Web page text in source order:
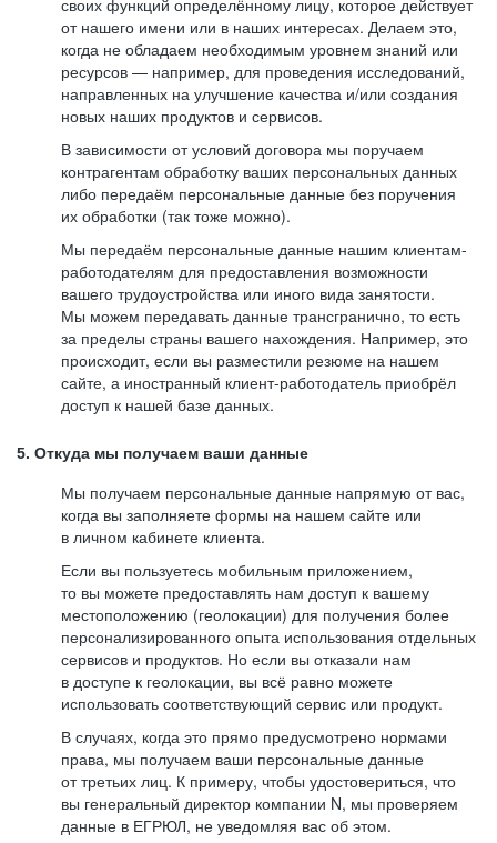
своих функций определённому лицу, которое действует
от нашего имени или в наших интересах. Делаем это,
когда не обладаем необходимым уровнем знаний или
ресурсов — например, для проведения исследований,
направленных на улучшение качества и/или создания
новых наших продуктов и сервисов.
В зависимости от условий договора мы поручаем
контрагентам обработку ваших персональных данных
либо передаём персональные данные без поручения
их обработки (так тоже можно).
Мы передаём персональные данные нашим клиентам-
работодателям для предоставления возможности
вашего трудоустройства или иного вида занятости.
Мы можем передавать данные трансгранично, то есть
за пределы страны вашего нахождения. Например, это
происходит, если вы разместили резюме на нашем
сайте, а иностранный клиент-работодатель приобрёл
доступ к нашей базе данных.
5. Откуда мы получаем ваши данные
Мы получаем персональные данные напрямую от вас,
когда вы заполняете формы на нашем сайте или
в личном кабинете клиента.
Если вы пользуетесь мобильным приложением,
то вы можете предоставлять нам доступ к вашему
местоположению (геолокации) для получения более
персонализированного опыта использования отдельных
сервисов и продуктов. Но если вы отказали нам
в доступе к геолокации, вы всё равно можете
использовать соответствующий сервис или продукт.
В случаях, когда это прямо предусмотрено нормами
права, мы получаем ваши персональные данные
от третьих лиц. К примеру, чтобы удостовериться, что
вы генеральный директор компании N, мы проверяем
данные в ЕГРЮЛ, не уведомляя вас об этом.